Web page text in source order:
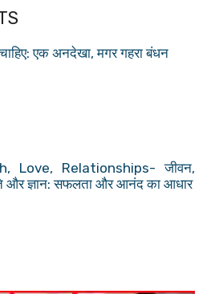
एक अनदेखा, मगर गहरा बंधन